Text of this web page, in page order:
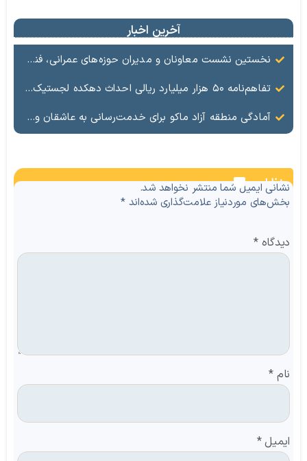
آخرین اخبار
نخستین نشست معاونان و مدیران حوزه‌های عمرانی، فنی، شهرسازی، محیط‌زیست، خدمات شهری و لجستیک ۱۸ منطقه آزاد در سال ۱۴۰۵ برگزار شد
تفاهم‌نامه ۵۰ هزار میلیارد ریالی احداث دهکده لجستیک ماکو امضا شد
آمادگی منطقه آزاد ماکو برای خدمت‌رسانی به عاشقان ولایت در آیین وداع و تشییع قائد امت
نظرات
نشانی ایمیل شما منتشر نخواهد شد.
بخش‌های موردنیاز علامت‌گذاری شده‌اند*
دیدگاه*
نام *
ایمیل*